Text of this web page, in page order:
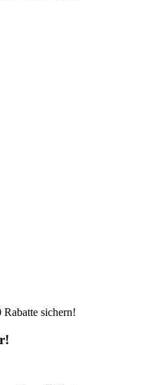
Rabatte sichern!